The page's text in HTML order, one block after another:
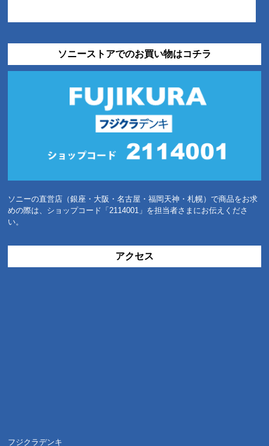
ソニーストアでのお買い物はコチラ
ソニーの直営店（銀座・大阪・名古屋・福岡天神・札幌）で商品をお求
めの際は、ショップコード「2114001」を担当者さまにお伝えくださ
い。
アクセス
フジクラデンキ